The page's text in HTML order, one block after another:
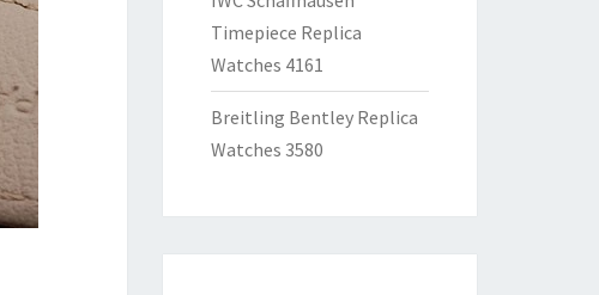
Timepiece Replica
Watches 4161
Breitling Bentley Replica
Watches 3580